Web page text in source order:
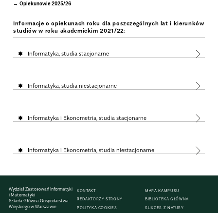
Opiekunowie 2025/26
Informacje o opiekunach roku dla poszczególnych lat i kierunków
studiów w roku akademickim 2021/22:
Informatyka, studia stacjonarne
Informatyka, studia niestacjonarne
Informatyka i Ekonometria, studia stacjonarne
Informatyka i Ekonometria, studia niestacjonarne
Wydział Zastosowań Informatyki
i Matematyki
Szkoła Główna Gospodarstwa
Wiejskiego w Warszawie
KONTAKT
REDAKTORZY STRONY
POLITYKA COOKIES
MAPA KAMPUSU
BIBLIOTEKA GŁÓWNA
SUKCES Z NATURY